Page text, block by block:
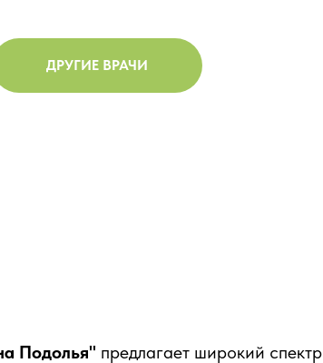
ДРУГИЕ ВРАЧИ
Подолья" предлагает широкий спектр